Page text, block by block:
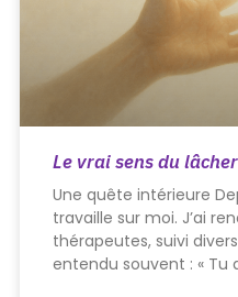
Le vrai sens du
Une quête intérieure
travaille sur moi. J’ai
thérapeutes, suivi
entendu souvent : « Tu